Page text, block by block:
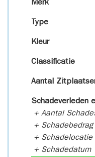
Merk
Type
Kleur
Classificatie
Aantal
Schadeverleden
+ Aantal
+ Schadebedrag
+ Schadelocatie
+ Schadedatum